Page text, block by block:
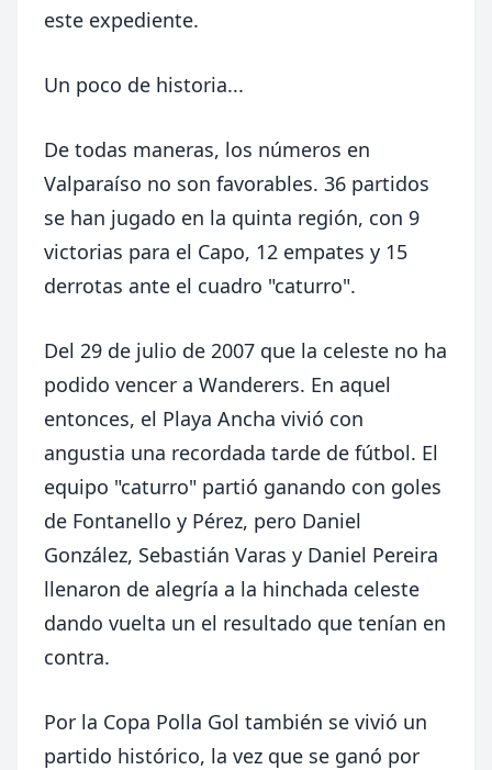
este expediente.
Un poco de historia...
De todas maneras, los números en
Valparaíso no son favorables. 36 partidos
se han jugado en la quinta región, con 9
victorias para el Capo, 12 empates y 15
derrotas ante el cuadro "caturro".
Del 29 de julio de 2007 que la celeste no ha
podido vencer a Wanderers. En aquel
entonces, el Playa Ancha vivió con
angustia una recordada tarde de fútbol. El
equipo "caturro" partió ganando con goles
de Fontanello y Pérez, pero Daniel
González, Sebastián Varas y Daniel Pereira
llenaron de alegría a la hinchada celeste
dando vuelta un el resultado que tenían en
contra.
Por la Copa Polla Gol también se vivió un
partido histórico, la vez que se ganó por